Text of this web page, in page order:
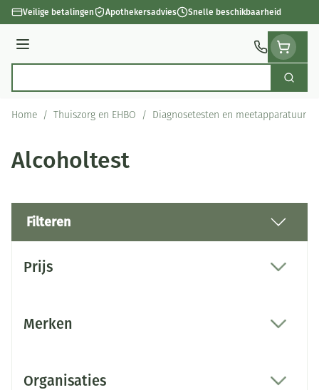
Ga naar de inhoud
Veilige betalingen Apothekersadvies Snelle beschikbaarheid
Menu
Zoek
Home / Thuiszorg en EHBO / Diagnosetesten en meetapparatuur
Alcoholtest
Filteren
Prijs
Merken
Organisaties